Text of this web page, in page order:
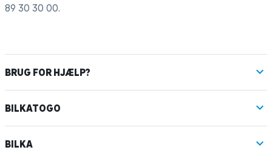
89 30 30 00.
BRUG FOR HJÆLP?
BILKATOGO
BILKA